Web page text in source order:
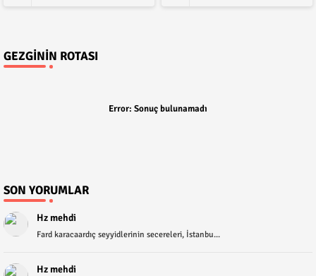
GEZGININ ROTASI
Error: Sonuç bulunamadı
SON YORUMLAR
Hz mehdi
Fard karacaardıç seyyidlerinin secereleri, İstanbu...
Hz mehdi